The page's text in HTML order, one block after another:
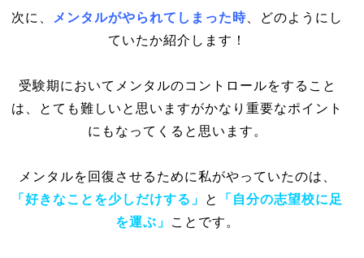
次に、 メンタルがやられてしまった時 、どのようにし
ていたか紹介します！
受験期においてメンタルのコントロールをすること
は、とても難しいと思いますがかなり重要なポイント
にもなってくると思います。
メンタルを回復させるために私がやっていたのは、
「好きなことを少しだけする」 と
「自分の志望校に足
を運ぶ」
ことです。